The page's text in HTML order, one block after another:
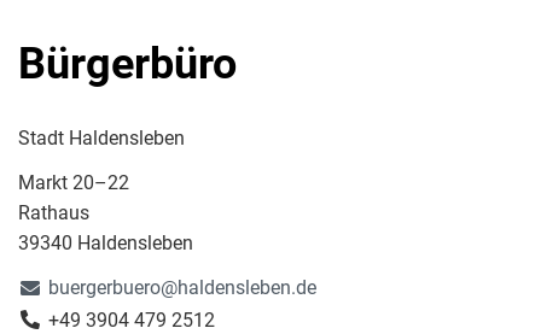
Bürgerbüro
Stadt Haldensleben
Markt 20–22
Rathaus
39340 Haldensleben
buergerbuero@haldensleben.de
+49 3904 479 2512